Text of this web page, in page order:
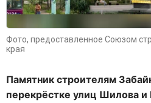
Фото, предоставленное Союзом
края
Памятник строителям
перекрёстке улиц Шилова и